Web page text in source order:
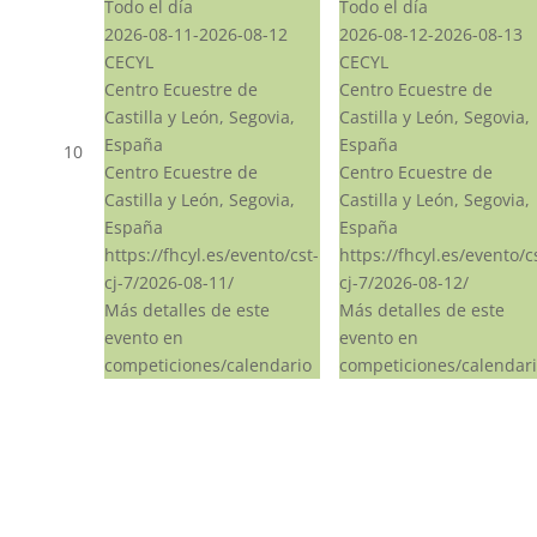
10
Todo el día
2026-08-11-2026-08-12
CECYL
Centro Ecuestre de
Castilla y León, Segovia,
España
Centro Ecuestre de
Castilla y León, Segovia,
España
https://fhcyl.es/evento/cst-
cj-7/2026-08-11/
Más detalles de este
evento en
competiciones/calendario
Todo el día
2026-08-12-2026-08-13
CECYL
Centro Ecuestre de
Castilla y León, Segovia,
España
Centro Ecuestre de
Castilla y León, Segovia,
España
https://fhcyl.es/evento/
cj-7/2026-08-12/
Más detalles de este
evento en
competiciones/